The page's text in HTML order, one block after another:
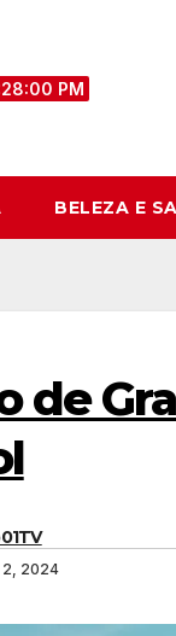
PM
BELEZA E
de
2, 2024